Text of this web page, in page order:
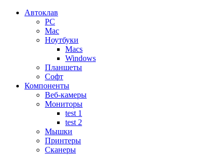
Автоклав
PC
Mac
Ноутбуки
Macs
Windows
Планшеты
Софт
Компоненты
Веб-камеры
Мониторы
test 1
test 2
Мышки
Принтеры
Сканеры